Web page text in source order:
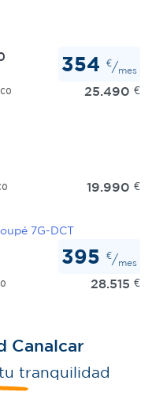
para personalizar
funciones de redes
compartimos
del sitio web con
otra información
recopilado a
servicios.
25.490 €
354 €/mes
19.990 €
28.515 €
395 €/mes
Canalcar
tranquilidad